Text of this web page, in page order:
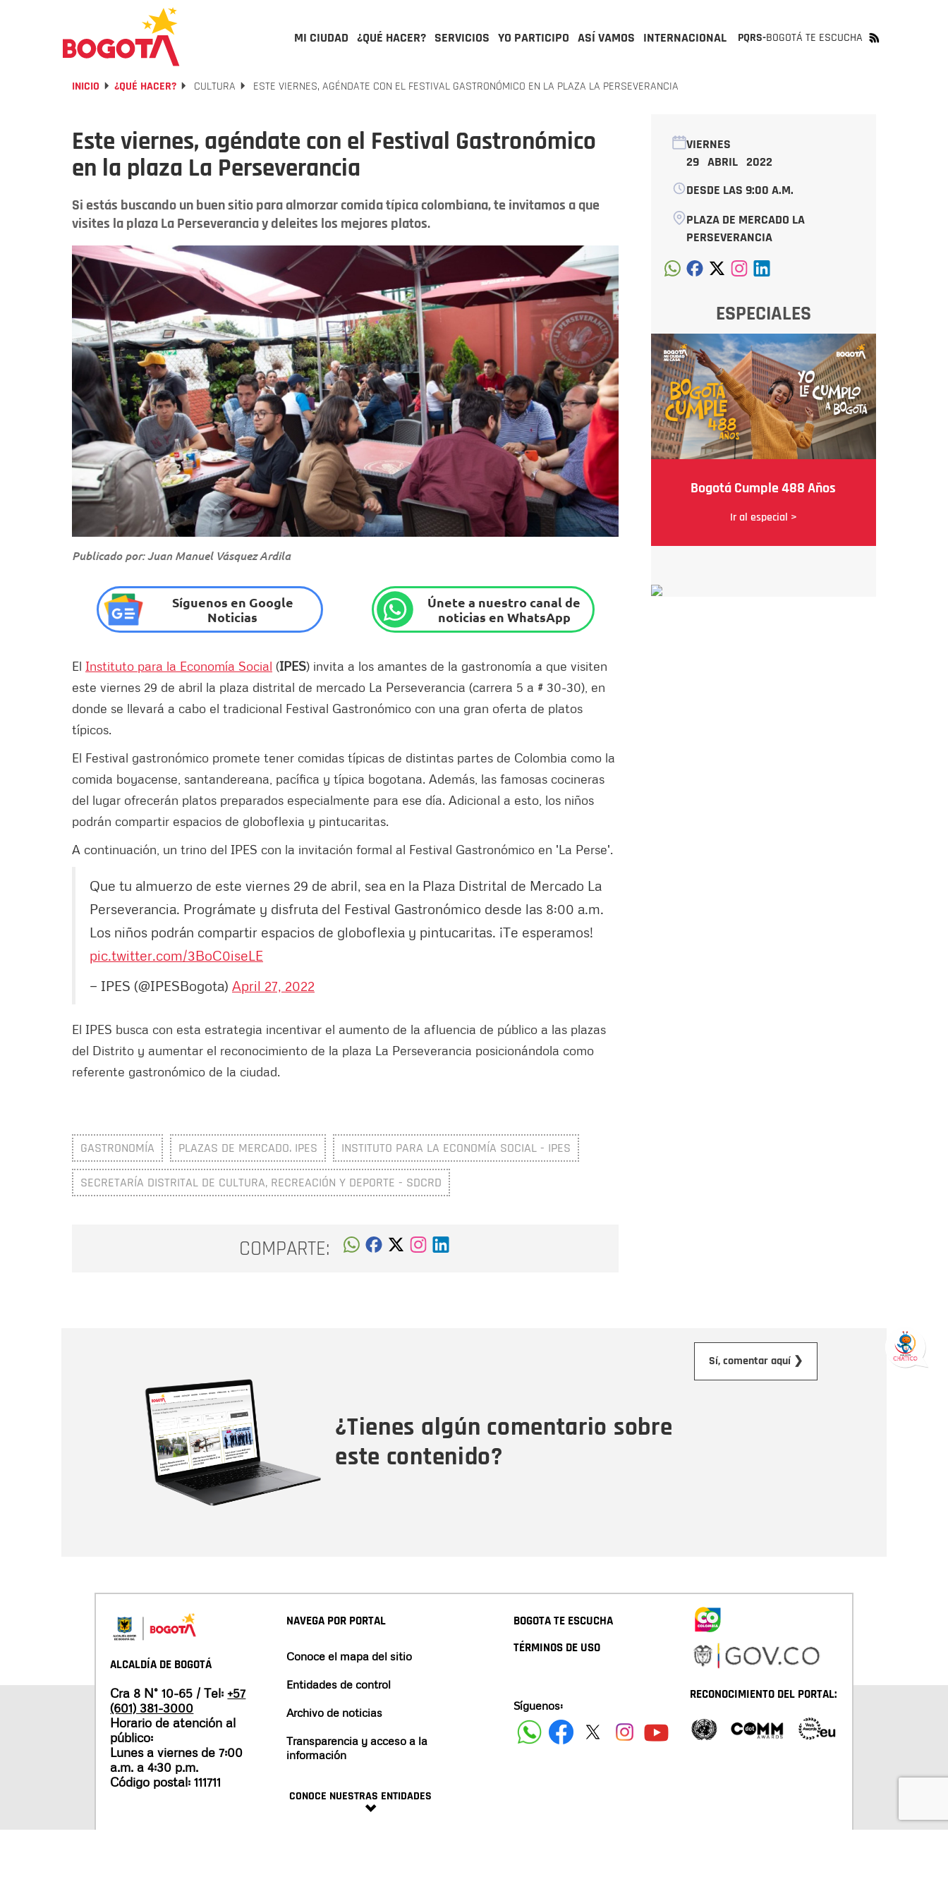
MI CIUDAD ¿QUÉ HACER? SERVICIOS YO PARTICIPO ASÍ VAMOS INTERNACIONAL PQRS-BOGOTÁ TE ESCUCHA
INICIO ¿QUÉ HACER? CULTURA ESTE VIERNES, AGÉNDATE CON EL FESTIVAL GASTRONÓMICO EN LA PLAZA LA PERSEVERANCIA
Este viernes, agéndate con el Festival Gastronómico
en la plaza La Perseverancia
Si estás buscando un buen sitio para almorzar comida típica colombiana, te invitamos a que
visites la plaza La Perseverancia y deleites los mejores platos.
Publicado por: Juan Manuel Vásquez Ardila
Síguenos en Google
Noticias
Únete a nuestro canal de
noticias en WhatsApp
El Instituto para la Economía Social (IPES) invita a los amantes de la gastronomía a que visiten
este viernes 29 de abril la plaza distrital de mercado La Perseverancia (carrera 5 a # 30-30), en
donde se llevará a cabo el tradicional Festival Gastronómico con una gran oferta de platos
típicos.
El Festival gastronómico promete tener comidas típicas de distintas partes de Colombia como la
comida boyacense, santandereana, pacífica y típica bogotana. Además, las famosas cocineras
del lugar ofrecerán platos preparados especialmente para ese día. Adicional a esto, los niños
podrán compartir espacios de globoflexia y pintucaritas.
A continuación, un trino del IPES con la invitación formal al Festival Gastronómico en 'La Perse'.
Que tu almuerzo de este viernes 29 de abril, sea en la Plaza Distrital de Mercado La
Perseverancia. Prográmate y disfruta del Festival Gastronómico desde las 8:00 a.m.
Los niños podrán compartir espacios de globoflexia y pintucaritas. ¡Te esperamos!
pic.twitter.com/3BoC0iseLE
— IPES (@IPESBogota) April 27, 2022
El IPES busca con esta estrategia incentivar el aumento de la afluencia de público a las plazas
del Distrito y aumentar el reconocimiento de la plaza La Perseverancia posicionándola como
referente gastronómico de la ciudad.
GASTRONOMÍA PLAZAS DE MERCADO. IPES INSTITUTO PARA LA ECONOMÍA SOCIAL - IPES
SECRETARÍA DISTRITAL DE CULTURA, RECREACIÓN Y DEPORTE - SDCRD
COMPARTE:
VIERNES
29 ABRIL 2022
DESDE LAS 9:00 A.M.
PLAZA DE MERCADO LA
PERSEVERANCIA
ESPECIALES
Bogotá Cumple 488 Años
Ir al especial >
¿Tienes algún comentario sobre
este contenido?
Sí, comentar aquí ❯
ALCALDÍA DE BOGOTÁ
Cra 8 N° 10-65 / Tel: +57
(601) 381-3000
Horario de atención al
público:
Lunes a viernes de 7:00
a.m. a 4:30 p.m.
Código postal: 111711
NAVEGA POR PORTAL
Conoce el mapa del sitio
Entidades de control
Archivo de noticias
Transparencia y acceso a la
información
CONOCE NUESTRAS ENTIDADES
BOGOTA TE ESCUCHA
TÉRMINOS DE USO
Síguenos:
RECONOCIMIENTO DEL PORTAL: